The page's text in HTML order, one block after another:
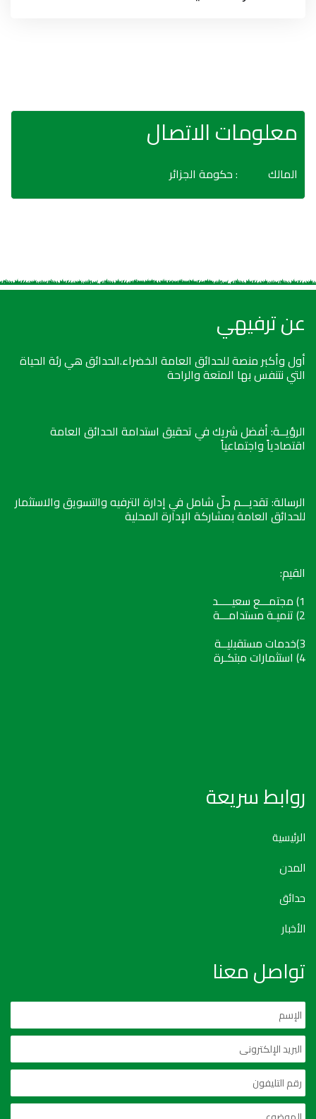
معلومات الاتصال
المالك : حكومة الجزائر
عن ترفيهي
أول وأكبر منصة للحدائق العامة الخضراء.الحدائق هي رئة الحياة
التي نتنفس بها المتعة والراحة
الرؤيــة: أفضل شريك في تحقيق استدامة الحدائق العامة
اقتصادياً واجتماعياً
الرسالة: تقديـــم حلّ شامل في إدارة الترفيه والتسويق والاستثمار
للحدائق العامة بمشاركة الإدارة المحلية
القيم:
1) مجتمـــع سعيـــــد
2) تنميـة مستدامـــة
3)خدمات مستقبليــة
4) استثمارات مبتكـرة
روابط سريعة
الرئيسية
المدن
حدائق
الأخبار
تواصل معنا